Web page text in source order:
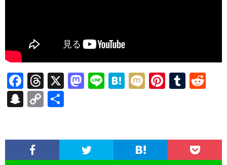
F
ac
e
o
T
hr
ea
X
M
o
Li H
a
M Pi
t
T
r
t
S
pc
C